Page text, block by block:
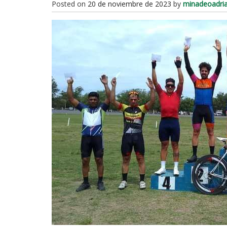
Posted on 20 de noviembre de 2023 by